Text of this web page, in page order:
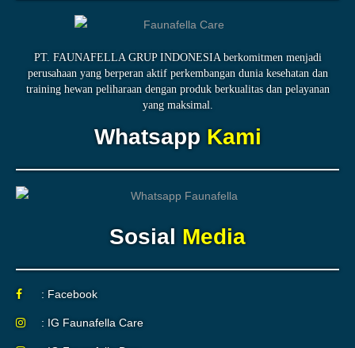
PT. FAUNAFELLA GRUP INDONESIA berkomitmen menjadi
perusahaan yang berperan aktif perkembangan dunia kesehatan dan
training hewan peliharaan dengan produk berkualitas dan pelayanan
yang maksimal.
WhatsappKami
Sosial Media
: Facebook
: IG Faunafella Care